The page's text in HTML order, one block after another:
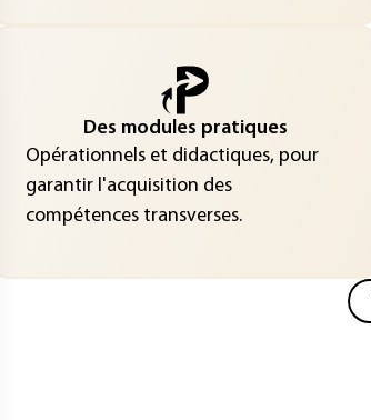
Des modules pratiques
Opérationnels et didactiques, pour
garantir l'acquisition des
compétences transverses.